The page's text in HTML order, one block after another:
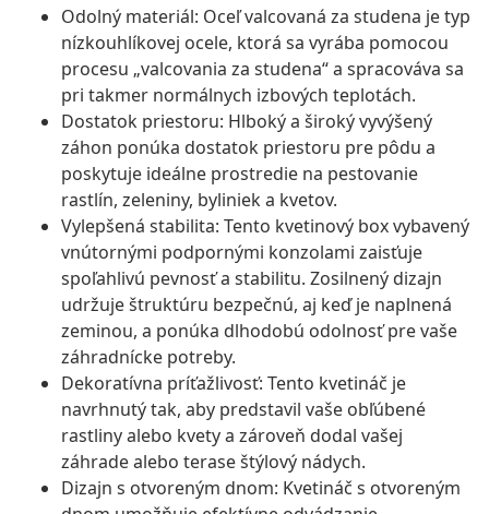
Odolný materiál: Oceľ valcovaná za studena je typ
nízkouhlíkovej ocele, ktorá sa vyrába pomocou
procesu „valcovania za studena“ a spracováva sa
pri takmer normálnych izbových teplotách.
Dostatok priestoru: Hlboký a široký vyvýšený
záhon ponúka dostatok priestoru pre pôdu a
poskytuje ideálne prostredie na pestovanie
rastlín, zeleniny, byliniek a kvetov.
Vylepšená stabilita: Tento kvetinový box vybavený
vnútornými podpornými konzolami zaisťuje
spoľahlivú pevnosť a stabilitu. Zosilnený dizajn
udržuje štruktúru bezpečnú, aj keď je naplnená
zeminou, a ponúka dlhodobú odolnosť pre vaše
záhradnícke potreby.
Dekoratívna príťažlivosť: Tento kvetináč je
navrhnutý tak, aby predstavil vaše obľúbené
rastliny alebo kvety a zároveň dodal vašej
záhrade alebo terase štýlový nádych.
Dizajn s otvoreným dnom: Kvetináč s otvoreným